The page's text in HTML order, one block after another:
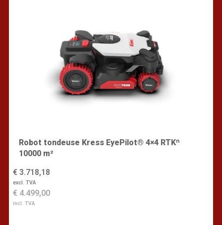
Robot tondeuse Kress EyePilot® 4×4 RTKⁿ
10000 m²
€ 3.718,18
excl. TVA
€ 4.499,00
incl. TVA